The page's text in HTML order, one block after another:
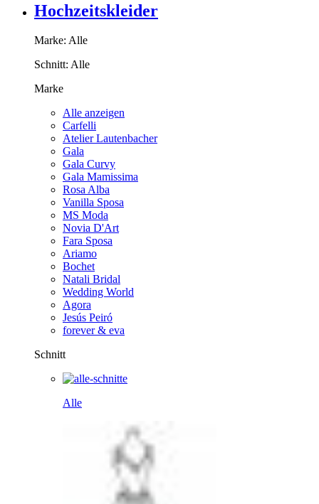
Hochzeitskleider
Marke: Alle
Schnitt: Alle
Marke
Alle anzeigen
Carfelli
Atelier Lautenbacher
Gala
Gala Curvy
Gala Mamissima
Rosa Alba
Vanilla Sposa
MS Moda
Novia D'Art
Fara Sposa
Ariamo
Bochet
Natali Bridal
Wedding World
Agora
Jesús Peiró
forever & eva
Schnitt
Alle